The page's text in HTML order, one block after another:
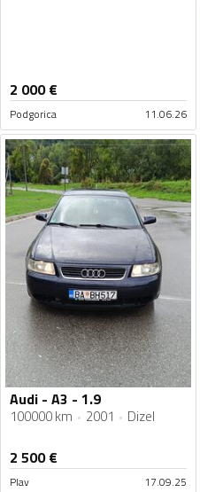
2 000€
Podgorica 11.06.26
Audi - A3 - 1.9
100000 km 2001 Dizel
2 500€
Plav 17.09.25